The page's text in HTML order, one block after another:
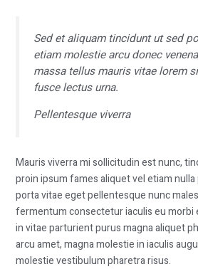
Sed et aliquam tincidunt ut sed
etiam molestie arcu donec
massa tellus mauris vitae lorem
fusce lectus urna.
Pellentesque viverra
Mauris viverra mi sollicitudin est nunc,
proin ipsum fames aliquet vel etiam
porta vitae eget pellentesque nunc
fermentum consectetur iaculis eu morbi
in vitae parturient purus magna aliquet
arcu amet, magna molestie in iaculis
molestie vestibulum pharetra risus.